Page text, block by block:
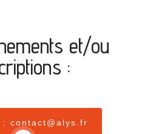
et/ou
:
: contact@alys.fr